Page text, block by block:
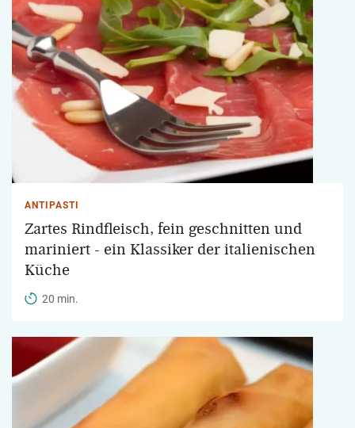
ANTIPASTI
Zartes Rindfleisch, fein geschnitten und
mariniert - ein Klassiker der italienischen
Küche
20 min.